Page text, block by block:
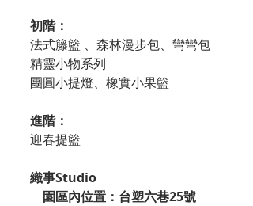
初階：
法式籐籃 、森林漫步包、彎彎包
精靈小物系列
團圓小提燈、橡實小果籃
進階：
迎春提籃
織事Studio
園區內位置：台塑六巷25號